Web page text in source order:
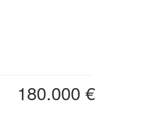
180.000 €